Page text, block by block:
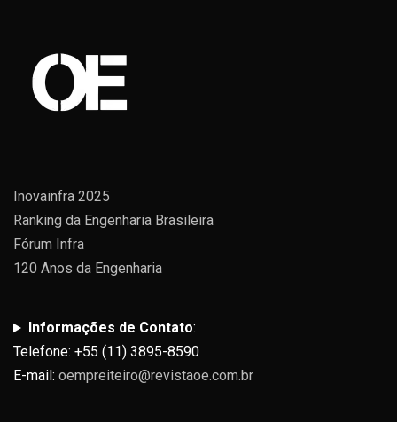
Inovainfra 2025
Ranking da Engenharia Brasileira
Fórum Infra
120 Anos da Engenharia
Informações de Contato:
Telefone: +55 (11) 3895-8590
E-mail: oempreiteiro@revistaoe.com.br